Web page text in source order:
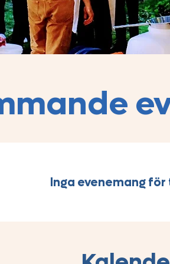
Inga evenemang